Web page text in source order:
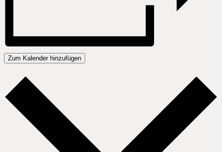
Zum Kalender hinzufügen